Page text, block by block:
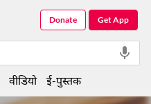
Get App
Donate
वीडियो ई-पुस्तक